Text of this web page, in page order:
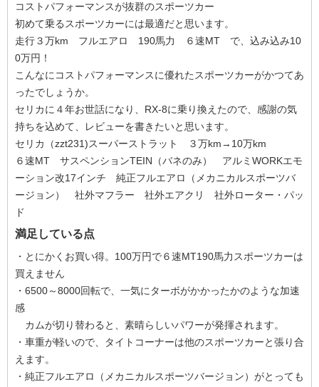
コストパフォーマンスが抜群のスポーツカー
初めて乗るスポーツカーには最適だと思います。
走行３万km フルエアロ 190馬力 ６速MT で、込み込み10
0万円！
こんなにコストパフォーマンスに優れたスポーツカーがかつてあ
ったでしょうか。
セリカに４年お世話になり、RX-8に乗り換えたので、感謝の気
持ちを込めて、レビューを書きたいと思います。
セリカ（zzt231)スーパーストラット ３万km→10万km
６速MT サスペンションTEIN（バネのみ） アルミWORKエモ
ーション改17インチ 純正フルエアロ（メカニカルスポーツバ
ージョン） 社外マフラー 社外エアクリ 社外ローター・パッ
ド
満足している点
・とにかくお買い得。100万円で６速MT190馬力スポーツカーは
買えません
・6500～8000回転で、一気にターボがかかったかのような加速
感
カムが切り替わると、素晴らしいパワーが発揮されます。
・車重が軽いので、タイトコーナーは他のスポーツカーと張り合
えます。
・純正フルエアロ（メカニカルスポーツバージョン）がとっても